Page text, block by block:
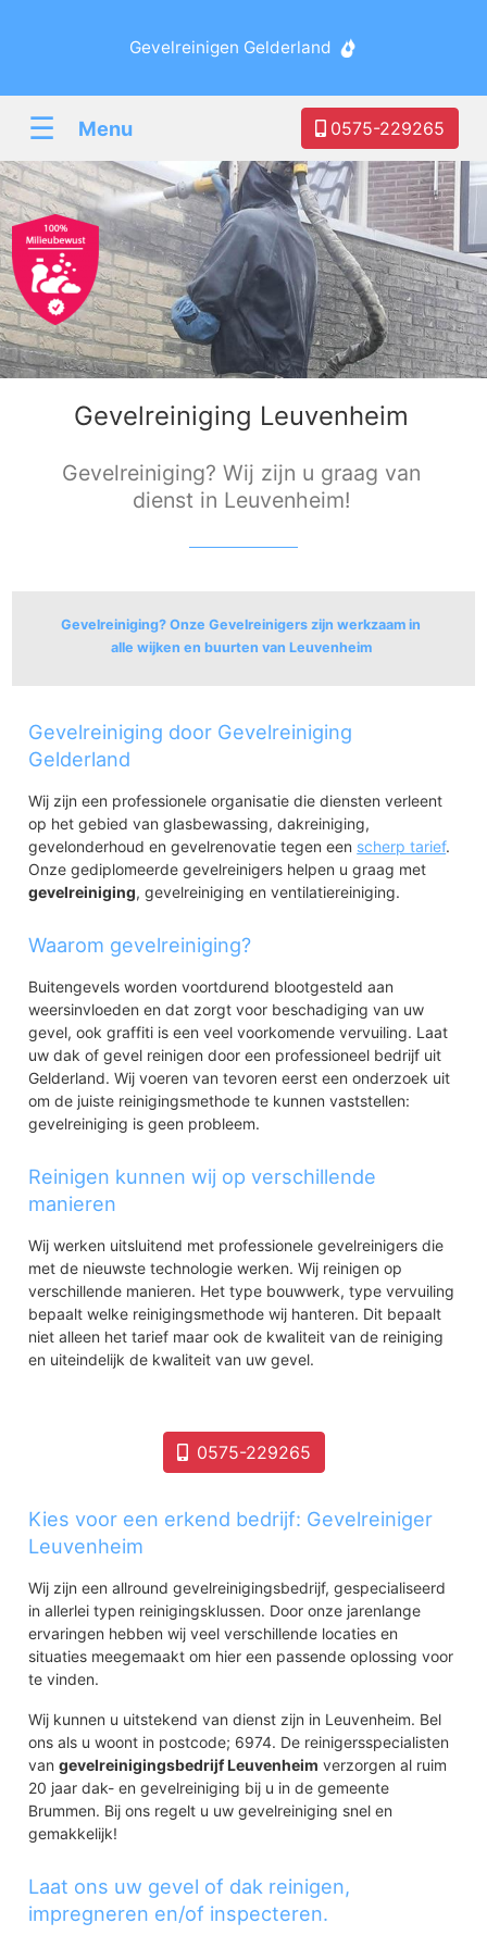
Gevelreinigen Gelderland
☰ Menu 0575-229265
Gevelreiniging Leuvenheim
Gevelreiniging? Wij zijn u graag van
dienst in Leuvenheim!
Gevelreiniging? Onze Gevelreinigers zijn werkzaam in
alle wijken en buurten van Leuvenheim
Leuvenheim
Lichtenbelt
Gevelreiniging door Gevelreiniging
Gelderland
Wij zijn een professionele organisatie die diensten verleent
op het gebied van glasbewassing, dakreiniging,
gevelonderhoud en gevelrenovatie tegen een scherp tarief.
Onze gediplomeerde gevelreinigers helpen u graag met
gevelreiniging, gevelreiniging en ventilatiereiniging.
Waarom gevelreiniging?
Buitengevels worden voortdurend blootgesteld aan
weersinvloeden en dat zorgt voor beschadiging van uw
gevel, ook graffiti is een veel voorkomende vervuiling. Laat
uw dak of gevel reinigen door een professioneel bedrijf uit
Gelderland. Wij voeren van tevoren eerst een onderzoek uit
om de juiste reinigingsmethode te kunnen vaststellen:
gevelreiniging is geen probleem.
Reinigen kunnen wij op verschillende
manieren
Wij werken uitsluitend met professionele gevelreinigers die
met de nieuwste technologie werken. Wij reinigen op
verschillende manieren. Het type bouwwerk, type vervuiling
bepaalt welke reinigingsmethode wij hanteren. Dit bepaalt
niet alleen het tarief maar ook de kwaliteit van de reiniging
en uiteindelijk de kwaliteit van uw gevel.
0575-229265
Kies voor een erkend bedrijf: Gevelreiniger
Leuvenheim
Wij zijn een allround gevelreinigingsbedrijf, gespecialiseerd
in allerlei typen reinigingsklussen. Door onze jarenlange
ervaringen hebben wij veel verschillende locaties en
situaties meegemaakt om hier een passende oplossing voor
te vinden.
Wij kunnen u uitstekend van dienst zijn in Leuvenheim. Bel
ons als u woont in postcode; 6974. De reinigersspecialisten
vangevelreinigingsbedrijf Leuvenheim verzorgen al ruim
20 jaar dak- en gevelreiniging bij u in de gemeente
Brummen. Bij ons regelt u uw gevelreiniging snel en
gemakkelijk!
Laat ons uw gevel of dak reinigen,
impregneren en/of inspecteren.